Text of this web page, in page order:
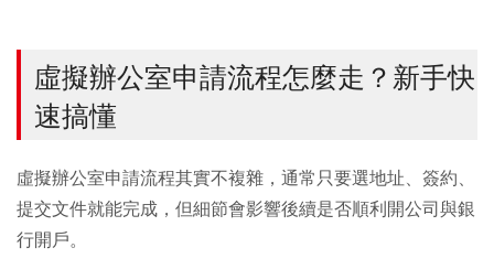
虛擬辦公室申請流程怎麼走？新手快
速搞懂
虛擬辦公室申請流程其實不複雜，通常只要選地址、簽約、
提交文件就能完成，但細節會影響後續是否順利開公司與銀
行開戶。